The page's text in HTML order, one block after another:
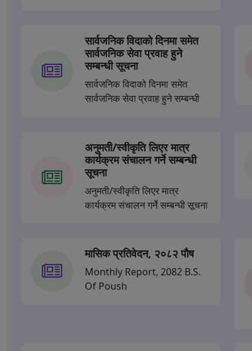
सार्वजनिक विदाको दिनमा समेत
सार्वजनिक सेवा प्रवाह हुने
सम्बन्धी सूचना
सार्वजनिक विदाको दिनमा समेत
सार्वजनिक सेवा प्रवाह हुने सम्बन्धी
अनुमती/स्वीकृति लिएर मात्र
कार्यक्रम संचालन गर्ने सम्बन्धी
सूचना
अनुमती/स्वीकृति लिएर मात्र
कार्यक्रम संचालन गर्ने सम्बन्धी सूचना
मासिक प्रतिवेदन, २०८२ पौष
Monthly Report, 2082 B.S.
Of Poush